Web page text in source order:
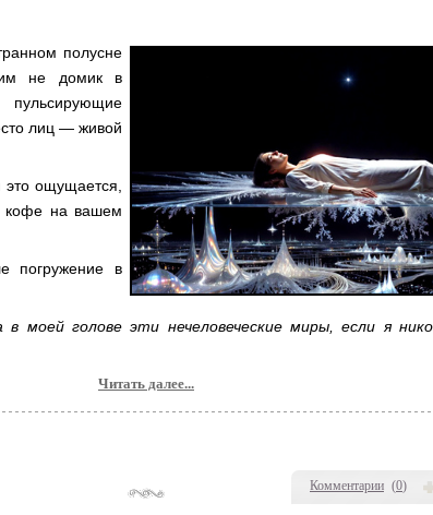
Комментарии (0)
полусне
не домик в
лиц — живой
ощущается,
кофе на вашем
погружение в
моей голове эти нечеловеческие миры, если я
Читать далее...